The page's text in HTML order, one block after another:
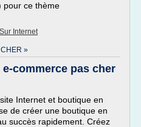
pour ce thème
Internet
»
commerce pas cher
Internet et boutique en
de créer une boutique en
succès rapidement. Créez